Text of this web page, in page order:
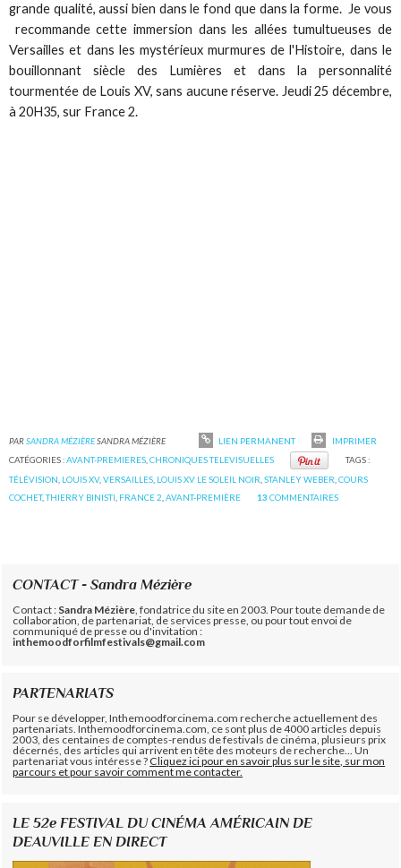
grande qualité, aussi bien dans le fond que dans la forme. Je vous
recommande cette immersion dans les allées tumultueuses de
Versailles et dans les mystérieux murmures de l'Histoire, dans le
bouillonnant siècle des Lumières et dans la personnalité
tourmentée de Louis XV, sans aucune réserve. Jeudi 25 décembre,
à 20H35, sur France 2.
PARSANDRA MÉZIÈRESANDRA MÉZIÈRE LIEN PERMANENT
IMPRIMER
CATÉGORIES :AVANT-PREMIERES ,CHRONIQUES TELEVISUELLES
TAGS :
TÉLÉVISION, LOUIS XV,VERSAILLES, LOUIS XV LE SOLEIL NOIR,STANLEY WEBER,COURS
COCHET,THIERRY BINISTI, FRANCE 2,AVANT-PREMIÈRE 13 COMMENTAIRES
CONTACT - Sandra Mézière
Contact : Sandra Mézière , fondatrice du site en 2003. Pour toute demande de
collaboration, de partenariat, de services presse, ou pour tout envoi de
communiqué de presse ou d'invitation :
inthemoodforfilmfestivals@gmail.com
PARTENARIATS
Pour se développer, Inthemoodforcinema.com recherche actuellement des
partenariats. Inthemoodforcinema.com, ce sont plus de 4000 articles depuis
2003, des centaines de comptes-rendus de festivals de cinéma, plusieurs prix
décernés, des articles qui arrivent en tête des moteurs de recherche... Un
partenariat vous intéresse ?Cliquez ici pour en savoir plus sur le site, sur mon
parcours et pour savoir comment me contacter.
LE 52e FESTIVAL DU CINÉMA AMÉRICAIN DE
DEAUVILLE EN DIRECT